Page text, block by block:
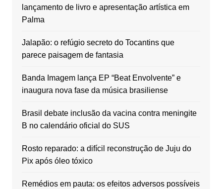
lançamento de livro e apresentação artística em
Palma
Jalapão: o refúgio secreto do Tocantins que
parece paisagem de fantasia
Banda Imagem lança EP “Beat Envolvente” e
inaugura nova fase da música brasiliense
Brasil debate inclusão da vacina contra meningite
B no calendário oficial do SUS
Rosto reparado: a difícil reconstrução de Juju do
Pix após óleo tóxico
Remédios em pauta: os efeitos adversos possíveis